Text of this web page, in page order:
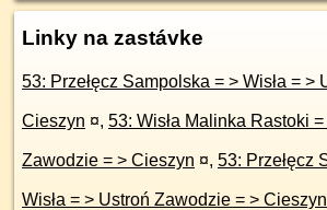
Linky na zastávke
53: Przełęcz Sampolska = > Wisła = > Ustroń Centrum = >
Cieszyn ¤, 53: Wisła Malinka Rastoki = > Wisła = >
Zawodzie = > Cieszyn ¤, 53: Przełęcz
Wisła = > Ustroń Zawodzie = > Cieszyn